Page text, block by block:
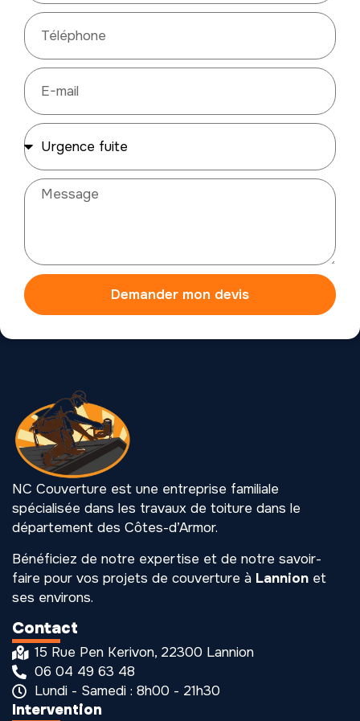
Demander mon devis
NC Couverture est une entreprise familiale
spécialisée dans les travaux de toiture dans le
département des Côtes-d’Armor.
Bénéficiez de notre expertise et de notre savoir-
faire pour vos projets de couverture à Lannion et
ses environs.
Intervention
Contact
15 Rue Pen Kerivon, 22300 Lannion
06 04 49 63 48
Lundi - Samedi : 8h00 - 21h30